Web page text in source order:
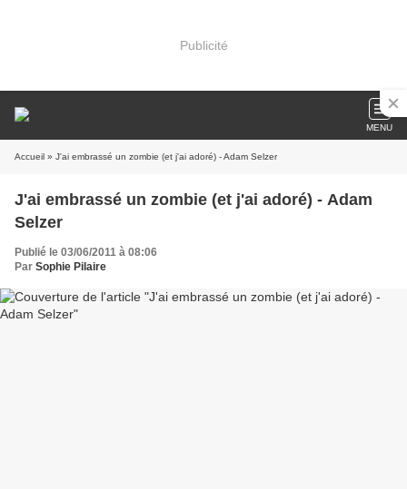
Publicité
MENU
Accueil » J'ai embrassé un zombie (et j'ai adoré) - Adam Selzer
J'ai embrassé un zombie (et j'ai adoré) - Adam
Selzer
Publié le 03/06/2011 à 08:06
Par Sophie Pilaire